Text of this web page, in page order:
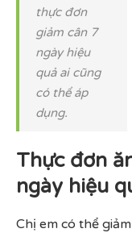
thực đơn
giảm cân 7
ngày hiệu
quả ai cũng
có thể áp
dụng.
Thực đơn
ngày hiệu
Chị em có thể